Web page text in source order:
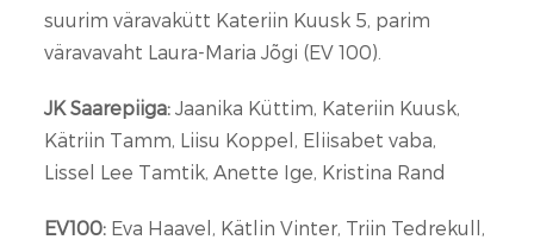
suurim väravakütt Kateriin Kuusk 5, parim
väravavaht Laura-Maria Jõgi (EV 100).
JK Saarepiiga: Jaanika Küttim, Kateriin Kuusk,
Kätriin Tamm, Liisu Koppel, Eliisabet vaba,
Lissel Lee Tamtik, Anette Ige, Kristina Rand
EV100: Eva Haavel, Kätlin Vinter, Triin Tedrekull,